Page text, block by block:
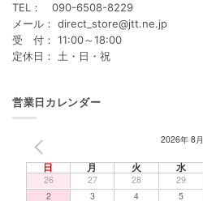
TEL： 090-6508-8229
メール： direct_store@jtt.ne.jp
受 付： 11:00～18:00
定休日： 土・日・祝
営業日カレンダー
2026年 8月
日 月 火 水
26 27 28 29
2
3 4 5